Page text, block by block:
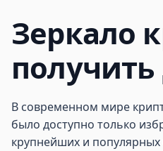
Зеркало
В современном мире
было доступно только
крупнейших и